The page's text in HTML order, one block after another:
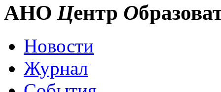
АНО Центр О
Новости
Журнал